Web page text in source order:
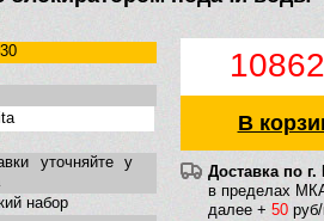
10862
В
Доставка по
в пределах
далее + 50
уточняйте у
набор